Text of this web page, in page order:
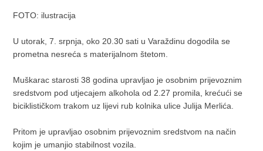
FOTO: ilustracija
U utorak, 7. srpnja, oko 20.30 sati u Varaždinu dogodila se
prometna nesreća s materijalnom štetom.
Muškarac starosti 38 godina upravljao je osobnim prijevoznim
sredstvom pod utjecajem alkohola od 2.27 promila, krećući se
biciklističkom trakom uz lijevi rub kolnika ulice Julija Merlića.
Pritom je upravljao osobnim prijevoznim sredstvom na način
kojim je umanjio stabilnost vozila.